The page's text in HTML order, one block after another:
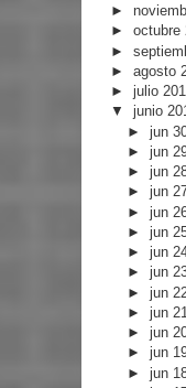
►
► octubre
►
► agosto
► julio
▼ junio
►jun
►jun
►jun
►jun
►jun
►jun
►jun
►jun
►jun
►jun
►jun
►jun
►jun